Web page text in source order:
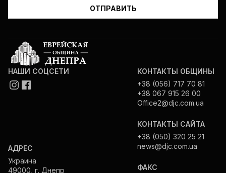
НАШИ СОЦСЕТИ
АДРЕС
Украина
49000, г. Днепр
КОНТАКТЫ ОБЩИНЫ
+38 (056) 717 70 81
+38 067 915 26 00
Office2@djc.com.ua
КОНТАКТЫ САЙТА
+38 (050) 320 25 21
news@djc.com.ua
ФАКС